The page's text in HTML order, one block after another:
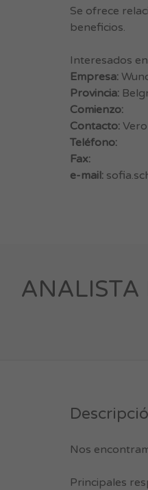
Se ofrece
beneficios.
Interesados
Empresa:
Provincia:
Comienzo:
Contacto:
Teléfono:
Fax:
e-mail:
ANALISTA
Nos
Principales